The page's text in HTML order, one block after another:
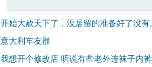
开始大赦天下了，没居留的准备好了没有
意大利车友群
我想开个修改店 听说有些老外连袜子内